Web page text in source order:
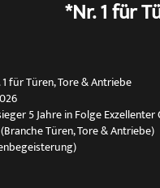
*Nr. 1 für
für Türen, Tore & Antriebe
5 Jahre in Folge Exzellenter
Türen, Tore & Antriebe)